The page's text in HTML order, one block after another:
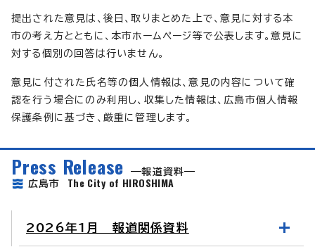
提出された意見は、後日、取りまとめた上で、意見に対する本
市の考え方とともに、本市ホームページ等で公表します。意見に
対する個別の回答は行いません。
意見に付された氏名等の個人情報は、意見の内容について確
認を行う場合にのみ利用し、収集した情報は、広島市個人情報
保護条例に基づき、厳重に管理します。
Press Release
報道資料
広島市 The City of HIROSHIMA
2026年1月 報道関係資料